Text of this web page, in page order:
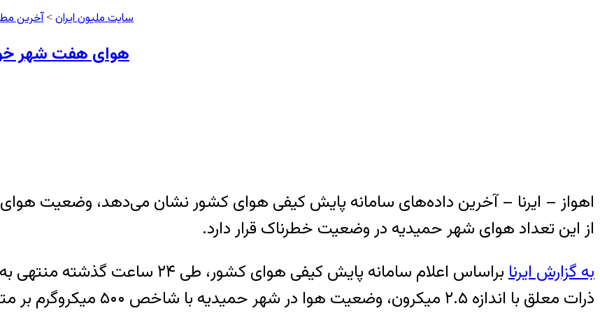
سایت ملیون ایران >آخرین
هوای هفت شهر
اهواز – ایرنا – آخرین داده‌های سامانه پایش کیفی هوای کشور نشان می‌دهد، وضعیت
از این تعداد هوای شهر حمیدیه در وضعیت خطرناک قرار دارد.
به گزارش ایرنا
براساس اعلام سامانه پایش کیفی
ذرات معلق با اندازه ۲.۵ میکرون، وضعیت هوا در شهر حمیدیه با شاخص ۵۰۰ میکروگرم بر مترمکعب در وضعیت خطرناک قرار دارد.